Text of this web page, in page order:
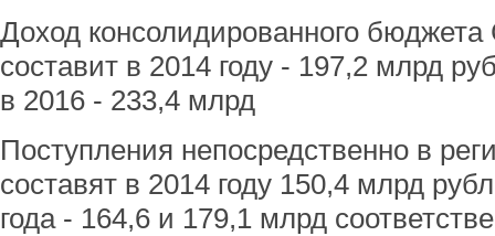
Доход консолидированного
составит в 2014 году - 197,2 млрд
в 2016 - 233,4 млрд
Поступления непосредственно в
составят в 2014 году 150,4 млрд
года - 164,6 и 179,1 млрд